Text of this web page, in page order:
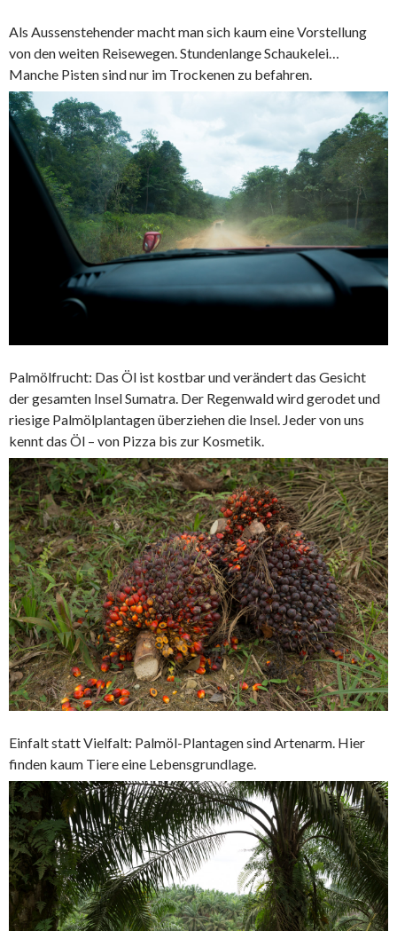
Als Aussenstehender macht man sich kaum eine Vorstellung
von den weiten Reisewegen. Stundenlange Schaukelei…
Manche Pisten sind nur im Trockenen zu befahren.
Palmölfrucht: Das Öl ist kostbar und verändert das Gesicht
der gesamten Insel Sumatra. Der Regenwald wird gerodet und
riesige Palmölplantagen überziehen die Insel. Jeder von uns
kennt das Öl – von Pizza bis zur Kosmetik.
Einfalt statt Vielfalt: Palmöl-Plantagen sind Artenarm. Hier
finden kaum Tiere eine Lebensgrundlage.